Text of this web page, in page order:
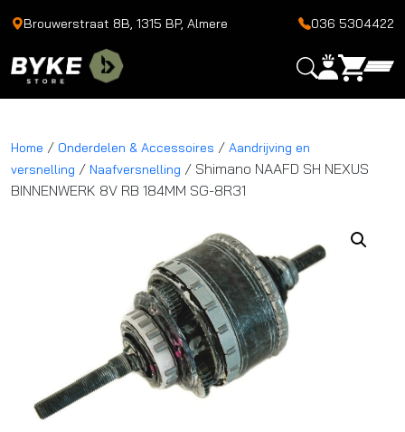
Brouwerstraat 8B, 1315 BP, Almere 036 5304422
Home / Onderdelen & Accessoires / Aandrijving en
versnelling / Naafversnelling / Shimano NAAFD SH NEXUS
BINNENWERK 8V RB 184MM SG-8R31